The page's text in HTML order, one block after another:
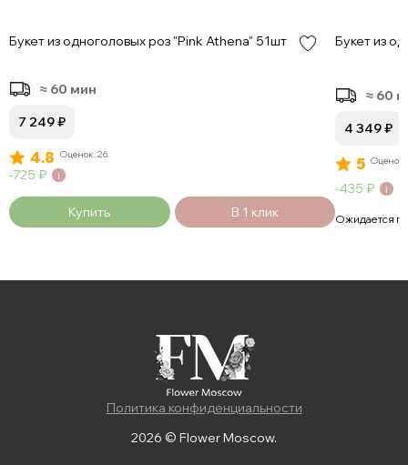
Букет из одноголовых роз "Pink Athena" 51шт
≈ 60 мин
7 249₽
4.8 Оценок: 26
725 ₽
Купить В 1 клик
Букет из
≈ 60
4 349₽
5 Оценок:
435 ₽
Ожидается
Политика конфиденциальности
2026 © Flower Moscow.